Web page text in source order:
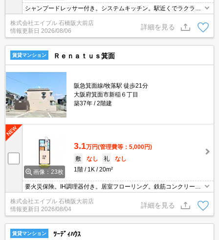
シャンプードレッサー付き。システムキッチン。駅近くでラクラク
便利。新婚様からファミリーまで。宅配ボックスあり。インターホ
ン付き。あなたの新生活を応援します。ぜひお問い合わせくださ
い!。
株式会社エイブル 石橋阪大前店
情報更新日 2026/08/06
詳細を見る
賃貸マンション Ｒｅｎａｔｕｓ箕面
阪急箕面線/牧落駅 徒歩21分
大阪府箕面市新稲６丁目
築37年
2階建
画像：23枚
3.1万円(管理費等：5,000円)
敷
なし 礼
なし
1階
1K 20m²
要火災保険。IH調理器付き。居室フローリング。鉄筋コンクリート
造りのマンションです。ペット応相談。室内に洗濯機置場あり。南
向き。住環境も静かで安心ですよ。駐車場は敷地内。
株式会社エイブル 石橋阪大前店
情報更新日 2026/08/04
詳細を見る
賃貸マンション ﾂｰﾃﾞｨﾊｳｽ